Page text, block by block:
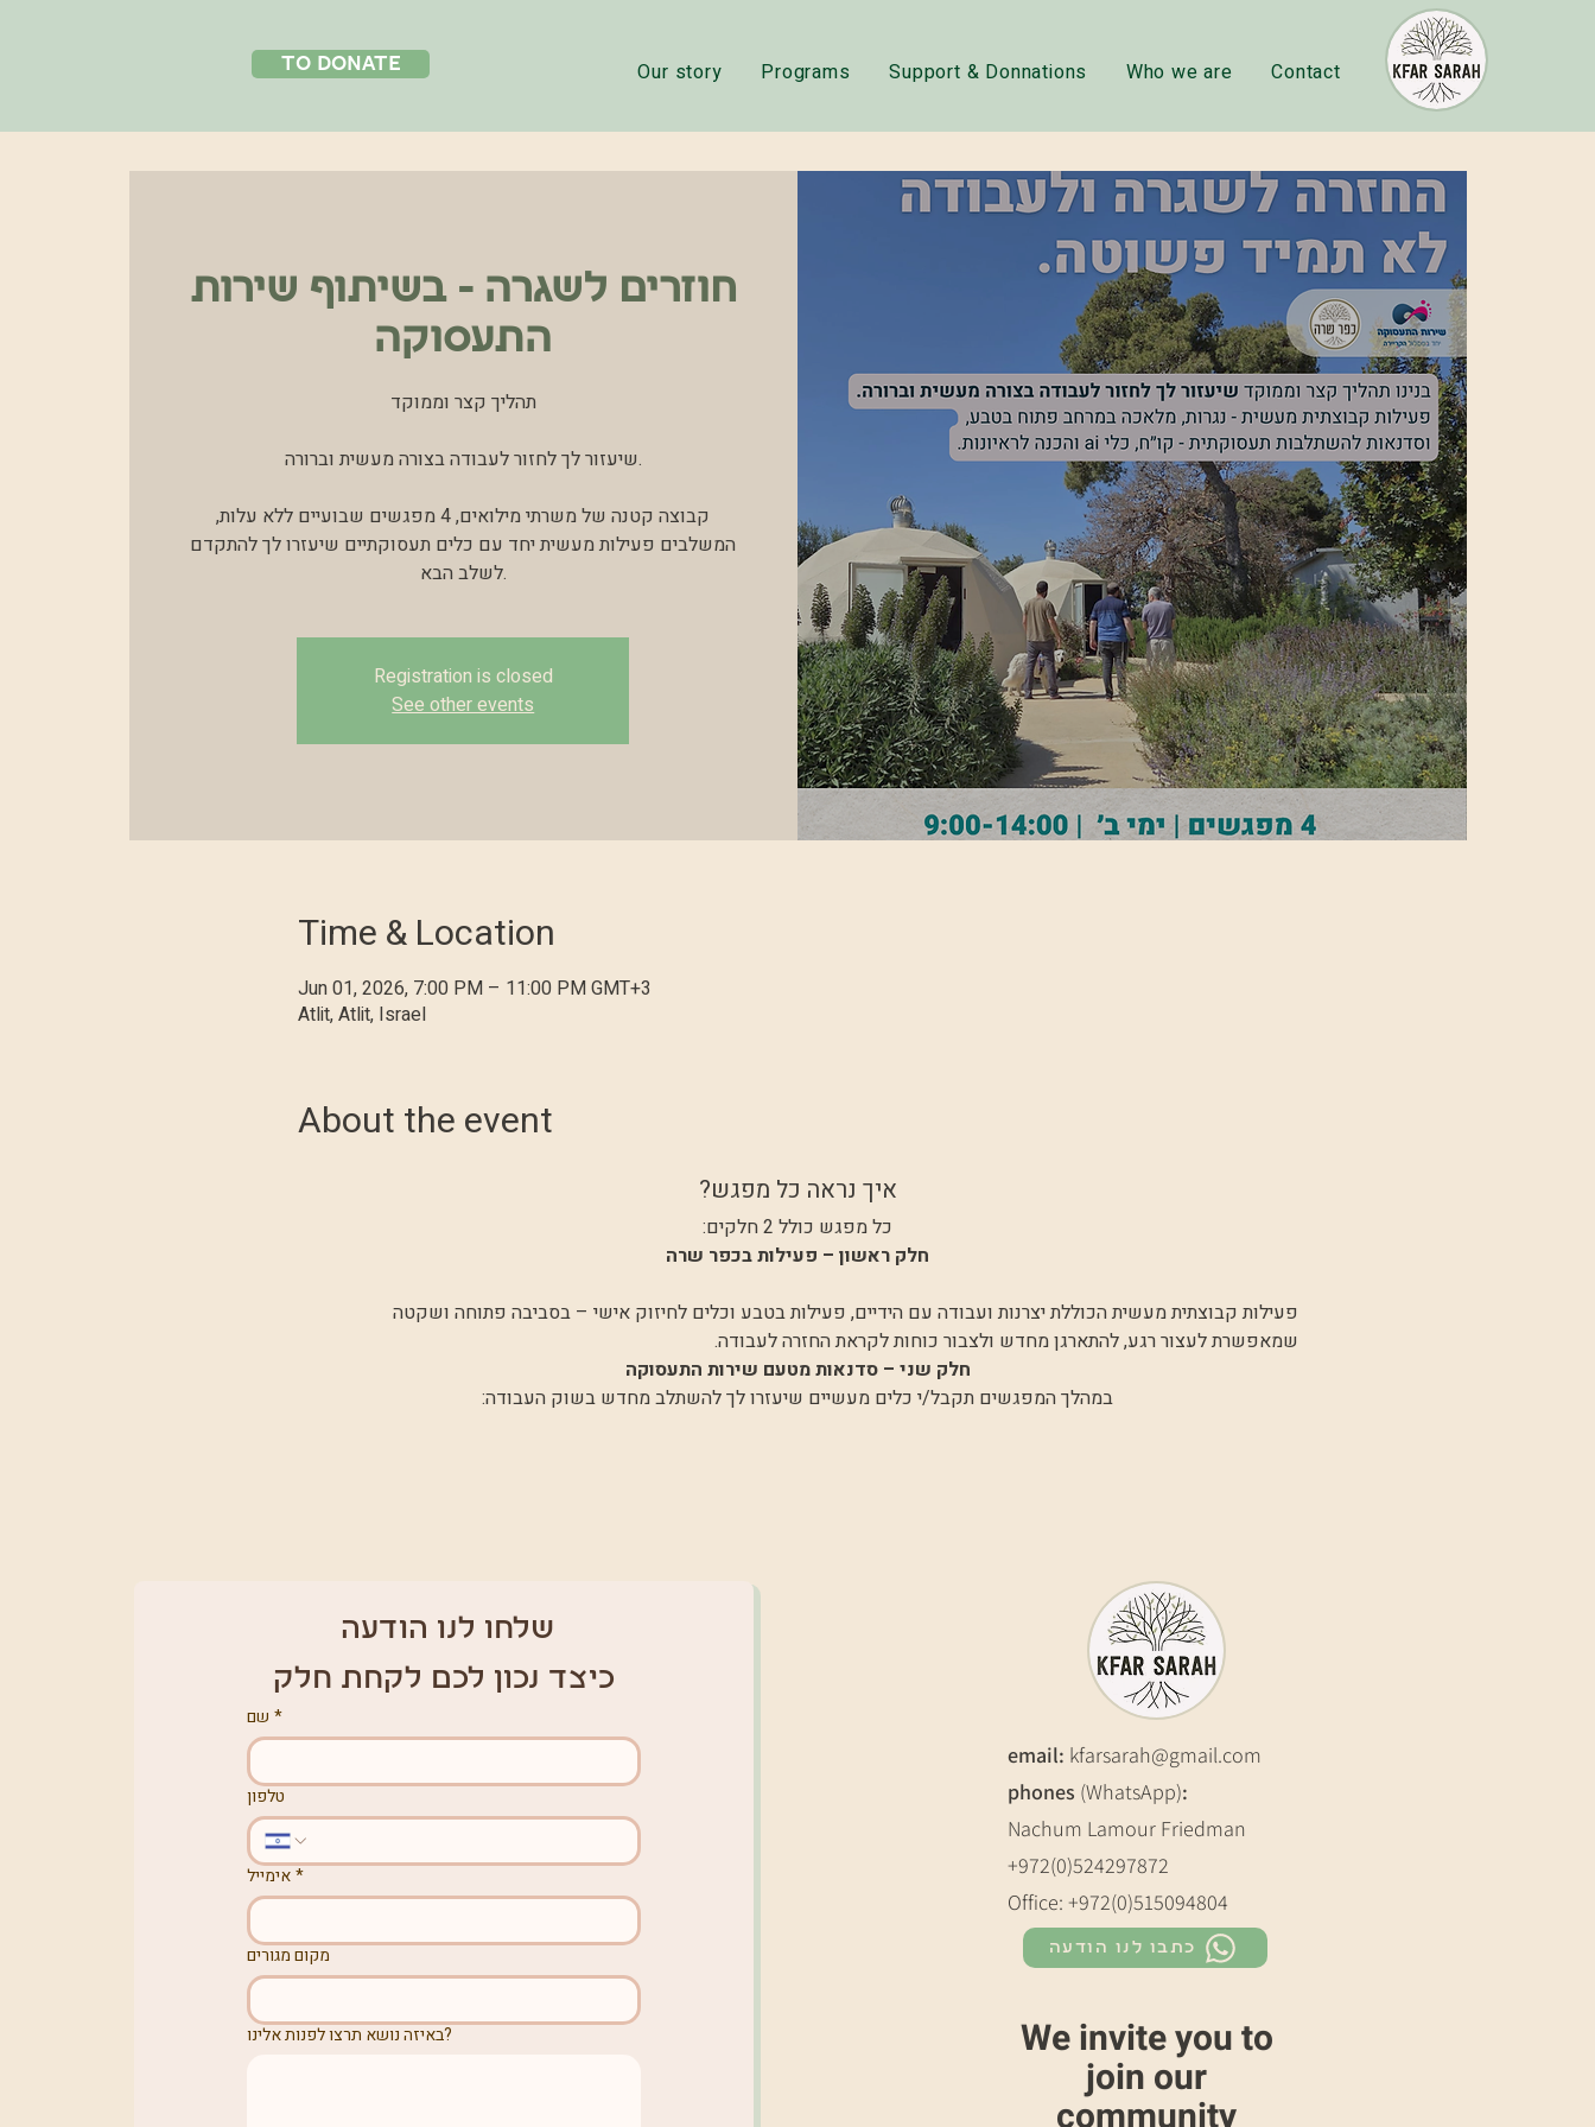
to donate Contact
Who we are
Support & Donnations
Programs
Our story
חוזרים לשגרה - בשיתוף שירות
התעסוקה
תהליך קצר וממוקד
שיעזור לך לחזור לעבודה בצורה מעשית וברורה.
קבוצה קטנה של משרתי מילואים, 4 מפגשים שבועיים ללא עלות,
המשלבים פעילות מעשית יחד עם כלים תעסוקתיים שיעזרו לך להתקדם
לשלב הבא.
Registration is closed
See other events
Time & Location
Jun 01, 2026, 7:00 PM – 11:00 PM GMT+3
Atlit, Atlit, Israel
About the event
איך נראה כל מפגש?
כל מפגש כולל 2 חלקים:
חלק ראשון – פעילות בכפר שרה
פעילות קבוצתית מעשית הכוללת יצרנות ועבודה עם הידיים, פעילות בטבע וכלים לחיזוק אישי – בסביבה פתוחה ושקטה
שמאפשרת לעצור רגע, להתארגן מחדש ולצבור כוחות לקראת החזרה לעבודה.
חלק שני – סדנאות מטעם שירות התעסוקה
במהלך המפגשים תקבל/י כלים מעשיים שיעזרו לך להשתלב מחדש בשוק העבודה:
שלחו לנו הודעה
כיצד נכון לכם לקחת חלק
שם *
טלפון
אימייל*
מקום מגורים
באיזה נושא תרצו לפנות אלינו?
email: kfarsarah@gmail.com
phones (WhatsApp):
Nachum Lamour Friedman
+972(0)524297872
Office: +972(0)515094804
כתבו לנו הודעה
We invite you to
join our